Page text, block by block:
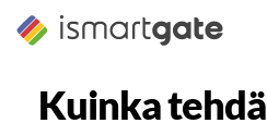
Siirry
sisältöön
Kuinka tehdä